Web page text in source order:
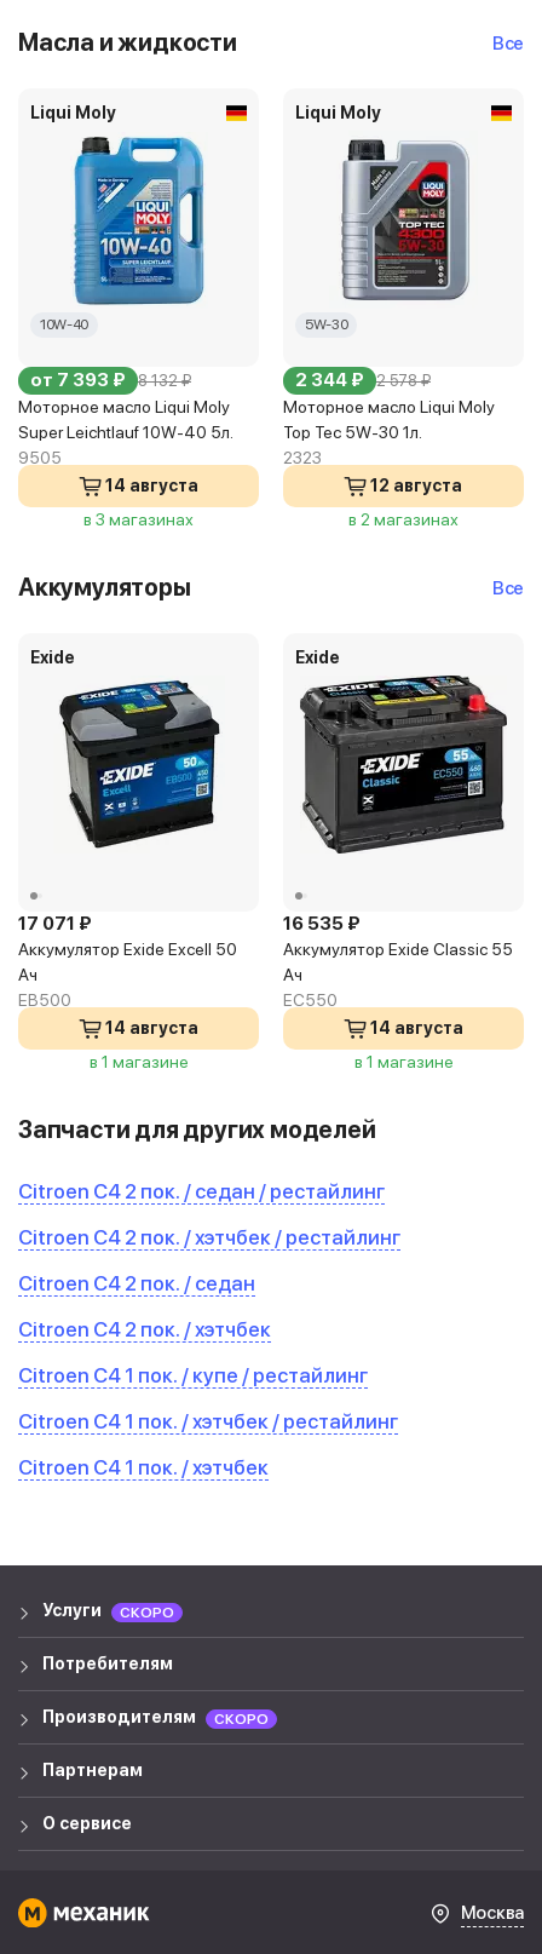
Масла и жидкости Все
Liqui Moly
10W-40
от 7 393 ₽ 8 132 ₽
Моторное масло Liqui Moly
Super Leichtlauf 10W-40 5л.
9505
14 августа
в 3 магазинах
Liqui Moly
5W-30
2 344 ₽ 2 578 ₽
Моторное масло Liqui Moly
Top Tec 5W-30 1л.
2323
12 августа
в 2 магазинах
Аккумуляторы Все
Exide
17 071 ₽
Аккумулятор Exide Excell 50
Ач
EB500
14 августа
в 1 магазине
Exide
16 535 ₽
Аккумулятор Exide Classic 55
Ач
EC550
14 августа
в 1 магазине
Запчасти для других моделей
Citroen C4 2 пок. / седан / рестайлинг
Citroen C4 2 пок. / хэтчбек / рестайлинг
Citroen C4 2 пок. / седан
Citroen C4 2 пок. / хэтчбек
Citroen C4 1 пок. / купе / рестайлинг
Citroen C4 1 пок. / хэтчбек / рестайлинг
Citroen C4 1 пок. / хэтчбек
Услуги СКОРО
Потребителям
Производителям СКОРО
Партнерам
О сервисе
Москва